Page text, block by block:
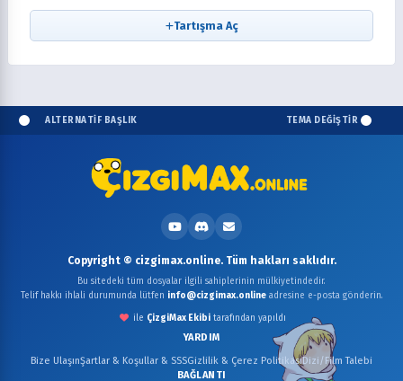
Tartışma Aç
ALTERNATİF BAŞLIK TEMA DEĞİŞTİR
YARDIM
Bize UlaşınŞartlar & Koşullar & SSSGizlilik & Çerez Politikası Dizi/Film Talebi
BAĞLANTI
Copyright © cizgimax.online. Tüm hakları saklıdır.
Bu sitedeki tüm dosyalar ilgili sahiplerinin mülkiyetindedir.
Telif hakkı ihlali durumunda lütfen info@cizgimax.onlineadresine e-posta gönderin.
ile ÇizgiMax Ekibitarafından yapıldı